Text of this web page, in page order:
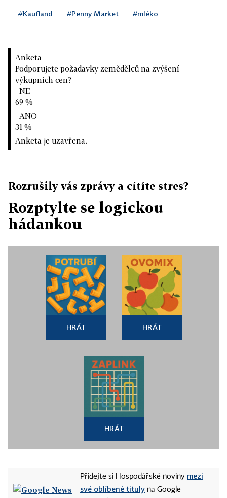
#Kaufland #Penny Market #mléko
Anketa
Podporujete požadavky zemědělců na zvýšení
výkupních cen?
NE
69 %
ANO
31 %
Anketa je uzavřena.
Rozrušily vás zprávy a cítíte stres?
Rozptylte se logickou
hádankou
HRÁT HRÁT
HRÁT
Přidejte si Hospodářské noviny mezi
své oblíbené tituly na Google